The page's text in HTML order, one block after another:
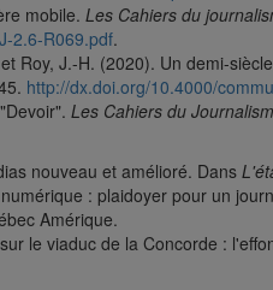
mobile. Les Cahiers du
2.6-R069.pdf.
Roy, J.-H. (2020). Un demi-
http://dx.doi.org/10.4000/
Les Cahiers du
nouveau et amélioré. Dans
: plaidoyer pour un
Amérique.
le viaduc de la Concorde :